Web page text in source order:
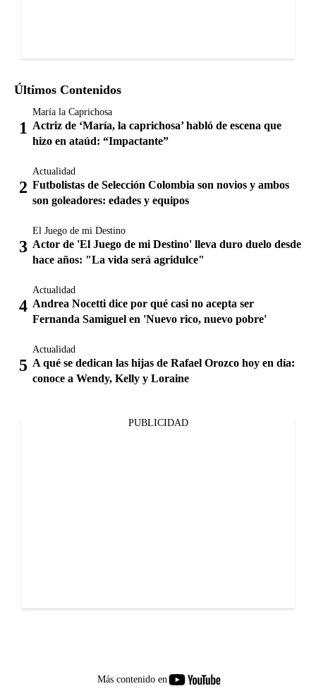
Últimos Contenidos
María la Caprichosa
Actriz de ‘María, la caprichosa’ habló de escena que
hizo en ataúd: “Impactante”
Actualidad
Futbolistas de Selección Colombia son novios y ambos
son goleadores: edades y equipos
El Juego de mi Destino
Actor de 'El Juego de mi Destino' lleva duro duelo desde
hace años: "La vida será agridulce"
Actualidad
Andrea Nocetti dice por qué casi no acepta ser
Fernanda Samiguel en 'Nuevo rico, nuevo pobre'
Actualidad
A qué se dedican las hijas de Rafael Orozco hoy en día:
conoce a Wendy, Kelly y Loraine
PUBLICIDAD
Más contenido en
youtube-